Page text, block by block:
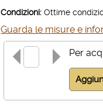
Condizioni: Ottime
Guarda le misure e
Per